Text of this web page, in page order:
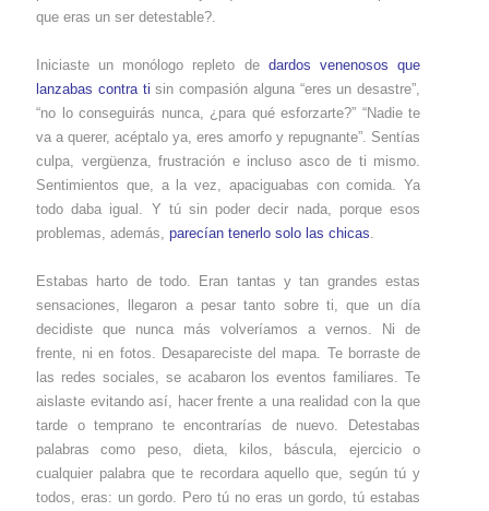
que eras un ser detestable?.
Iniciaste un monólogo repleto de dardos venenosos que
lanzabas contra ti sin compasión alguna “eres un desastre”,
“no lo conseguirás nunca, ¿para qué esforzarte?” “Nadie te
va a querer, acéptalo ya, eres amorfo y repugnante”. Sentías
culpa, vergüenza, frustración e incluso asco de ti mismo.
Sentimientos que, a la vez, apaciguabas con comida. Ya
todo daba igual. Y tú sin poder decir nada, porque esos
problemas, además, parecían tenerlo solo las chicas
Estabas harto de todo. Eran tantas y tan grandes estas
sensaciones, llegaron a pesar tanto sobre ti, que un día
decidiste que nunca más volveríamos a vernos. Ni de
frente, ni en fotos. Desapareciste del mapa. Te borraste de
las redes sociales, se acabaron los eventos familiares. Te
aislaste evitando así, hacer frente a una realidad con la que
tarde o temprano te encontrarías de nuevo. Detestabas
palabras como peso, dieta, kilos, báscula, ejercicio o
cualquier palabra que te recordara aquello que, según tú y
todos, eras: un gordo. Pero tú no eras un gordo, tú estabas